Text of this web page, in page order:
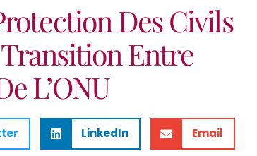
Des Civils
Entre
L’ONU
LinkedIn Email